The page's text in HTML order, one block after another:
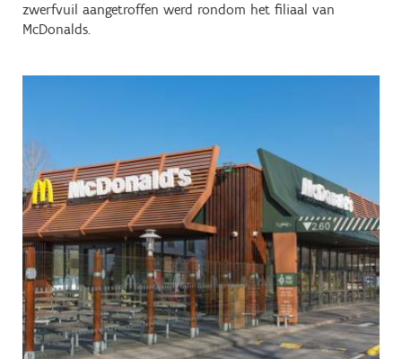
zwerfvuil aangetroffen werd rondom het filiaal van
McDonalds.